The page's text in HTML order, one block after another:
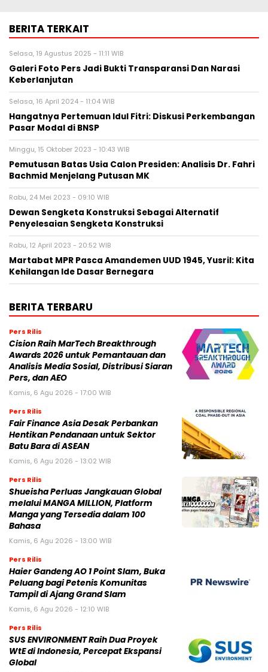
BERITA TERKAIT
Selasa, 19 Agustus 2025 - 11:11 WIB
Galeri Foto Pers Jadi Bukti Transparansi Dan Narasi
Keberlanjutan
Selasa, 16 April 2024 - 11:04 WIB
Hangatnya Pertemuan Idul Fitri: Diskusi Perkembangan
Pasar Modal di BNSP
Minggu, 15 Oktober 2023 - 10:43 WIB
Pemutusan Batas Usia Calon Presiden: Analisis Dr. Fahri
Bachmid Menjelang Putusan MK
Rabu, 24 Mei 2023 - 09:10 WIB
Dewan Sengketa Konstruksi Sebagai Alternatif
Penyelesaian Sengketa Konstruksi
Rabu, 12 April 2023 - 20:52 WIB
Martabat MPR Pasca Amandemen UUD 1945, Yusril: Kita
Kehilangan Ide Dasar Bernegara
BERITA TERBARU
Pers Rilis
Cision Raih MarTech Breakthrough
Awards 2026 untuk Pemantauan dan
Analisis Media Sosial, Distribusi Siaran
Pers, dan AEO
Kamis, 6 Agu 2026 - 17:00 WIB
Pers Rilis
Fair Finance Asia Desak Perbankan
Hentikan Pendanaan untuk Sektor
Batu Bara di ASEAN
Kamis, 6 Agu 2026 - 13:02 WIB
Pers Rilis
Shueisha Perluas Jangkauan Global
melalui MANGA MILLION, Platform
Manga yang Tersedia dalam 100
Bahasa
Kamis, 6 Agu 2026 - 13:00 WIB
Pers Rilis
Haier Gandeng AO 1 Point Slam, Buka
Peluang bagi Petenis Komunitas
Tampil di Ajang Grand Slam
Kamis, 6 Agu 2026 - 12:10 WIB
Pers Rilis
SUS ENVIRONMENT Raih Dua Proyek
WtE di Indonesia, Percepat Ekspansi
Global